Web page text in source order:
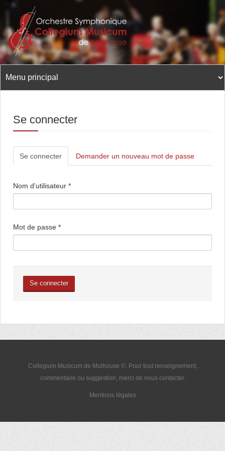
Aller
contenu
principal
Se connecter
Onglets
principaux
Se connecter (onglet
actif)
Demander un nouveau mot de passe
Nom d'utilisateur *
Mot de passe *
Se connecter
Collegium Musicum de Mulhouse ©. Pour tout renseignement,
commentaire ou suggestion, merci de nous contacter.
Mentions légales